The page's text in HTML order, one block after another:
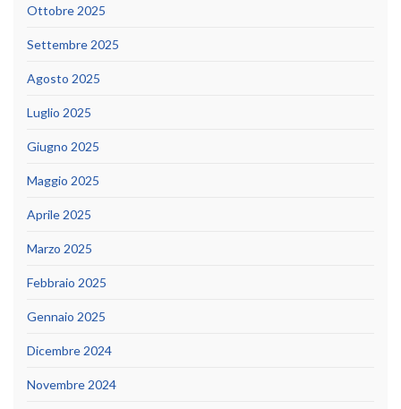
Ottobre 2025
Settembre 2025
Agosto 2025
Luglio 2025
Giugno 2025
Maggio 2025
Aprile 2025
Marzo 2025
Febbraio 2025
Gennaio 2025
Dicembre 2024
Novembre 2024